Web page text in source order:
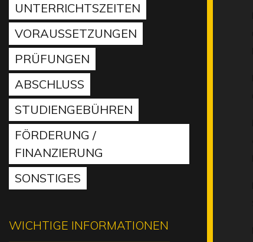
UNTERRICHTSZEITEN
VORAUSSETZUNGEN
PRÜFUNGEN
ABSCHLUSS
STUDIENGEBÜHREN
FÖRDERUNG /
FINANZIERUNG
SONSTIGES
WICHTIGE INFORMATIONEN